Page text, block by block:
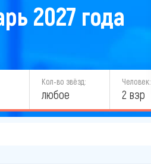
2027 года
Кол-во звёзд:
любое
Человек:
2 взр